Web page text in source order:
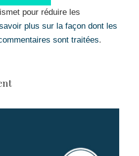
pour réduire les
plus sur la façon dont les
sont traitées.